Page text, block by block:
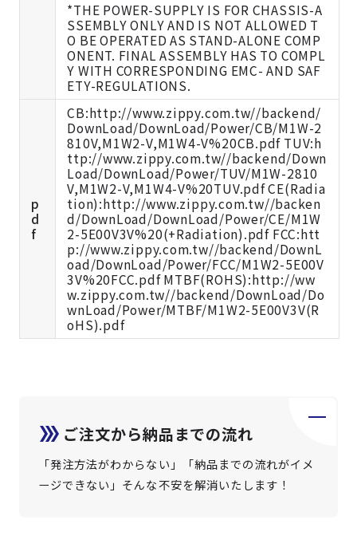
*THE POWER-SUPPLY IS FOR CHASSIS-A
SSEMBLY ONLY AND IS NOT ALLOWED T
O BE OPERATED AS STAND-ALONE COMP
ONENT. FINAL ASSEMBLY HAS TO COMPL
Y WITH CORRESPONDING EMC- AND SAF
ETY-REGULATIONS.
p
d
f
CB:http://www.zippy.com.tw//backend/
DownLoad/DownLoad/Power/CB/M1W-2
810V,M1W2-V,M1W4-V%20CB.pdf TUV:h
ttp://www.zippy.com.tw//backend/Down
Load/DownLoad/Power/TUV/M1W-2810
V,M1W2-V,M1W4-V%20TUV.pdf CE(Radia
tion):http://www.zippy.com.tw//backen
d/DownLoad/DownLoad/Power/CE/M1W
2-5E00V3V%20(+Radiation).pdf FCC:htt
p://www.zippy.com.tw//backend/DownL
oad/DownLoad/Power/FCC/M1W2-5E00V
3V%20FCC.pdf MTBF(ROHS):http://ww
w.zippy.com.tw//backend/DownLoad/Do
wnLoad/Power/MTBF/M1W2-5E00V3V(R
oHS).pdf
ご注文から納品までの流れ
「発注方法がわからない」「納品までの流れがイメ
ージできない」そんな不安を解消いたします！